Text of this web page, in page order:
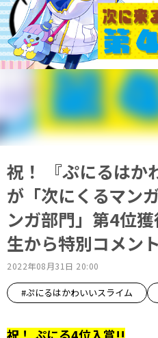
祝！ 『ぷにるはか
が「次にくるマン
ンガ部門」第4位
生から特別コメン
2022年08月31日 20:00
#ぷにるはかわいいスライム